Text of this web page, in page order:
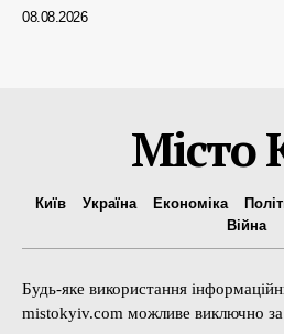
08.08.2026
Місто
Київ Україна Економіка
Війна
Будь-яке використання
mistokyiv.com можливе виключно за